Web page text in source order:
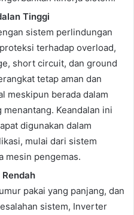
Tinggi
sistem perlindungan
terhadap overload,
short circuit, dan ground
tetap aman dan
meskipun berada dalam
Keandalan ini
digunakan dalam
mulai dari sistem
mesin pengemas.
pakai yang panjang, dan
sistem, Inverter